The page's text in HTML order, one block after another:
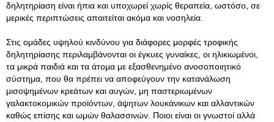
δηλητηρίαση είναι ήπια και υποχωρεί χωρίς θεραπεία, ωστόσο, σε
μερικές περιπτώσεις απαιτείται ακόμα και νοσηλεία.
Στις ομάδες υψηλού κινδύνου για διάφορες μορφές τροφικής
δηλητηρίασης περιλαμβάνονται οι έγκυες γυναίκες, οι ηλικιωμένοι,
τα μικρά παιδιά και τα άτομα με εξασθενημένο ανοσοποιητικό
σύστημα, που θα πρέπει να αποφεύγουν την κατανάλωση
μισοψημένων κρεάτων και αυγών, μη παστεριωμένων
γαλακτοκομικών προϊόντων, άψητων λουκάνικων και αλλαντικών
καθώς επίσης και ωμών θαλασσινών. Ποιοι είναι οι γνωστοί αλλά